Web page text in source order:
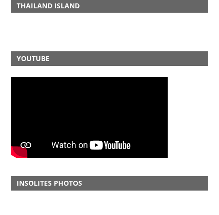
THAILAND ISLAND
YOUTUBE
INSOLITES PHOTOS